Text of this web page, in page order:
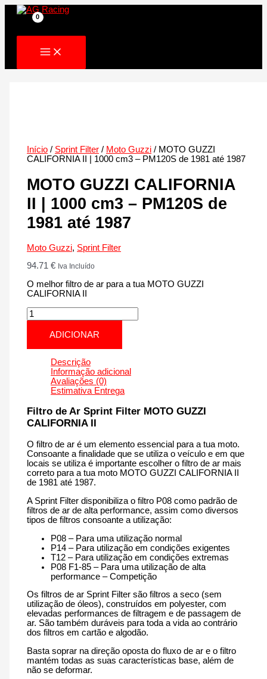
Skip
Início / Sprint Filter / Moto Guzzi / MOTO GUZZI
CALIFORNIA II | 1000 cm3 – PM120S de 1981 até 1987
MOTO GUZZI CALIFORNIA
II | 1000 cm3 – PM120S de
1981 até 1987
Moto Guzzi, Sprint Filter
94.71€ Iva Incluído
O melhor filtro de ar para a tua MOTO GUZZI
CALIFORNIA II
Quantidade
de
MOTO
GUZZI
CALIFORNIA
PM120S
de
1981
1987
ADICIONAR
Descrição
Informação adicional
Avaliações (0)
Estimativa Entrega
Filtro de Ar Sprint Filter MOTO GUZZI
CALIFORNIA II
O filtro de ar é um elemento essencial para a tua moto.
Consoante a finalidade que se utiliza o veículo e em que
locais se utiliza é importante escolher o filtro de ar mais
correto para a tua moto MOTO GUZZI CALIFORNIA II
de 1981 até 1987.
A Sprint Filter disponibiliza o filtro P08 como padrão de
filtros de ar de alta performance, assim como diversos
tipos de filtros consoante a utilização:
P08 – Para uma utilização normal
P14 – Para utilização em condições exigentes
T12 – Para utilização em condições extremas
P08 F1-85 – Para uma utilização de alta
performance – Competição
Os filtros de ar Sprint Filter são filtros a seco (sem
utilização de óleos), construídos em polyester, com
elevadas performances de filtragem e de passagem de
ar. São também duráveis para toda a vida ao contrário
dos filtros em cartão e algodão.
Basta soprar na direção oposta do fluxo de ar e o filtro
mantém todas as suas características base, além de
não se deformar.